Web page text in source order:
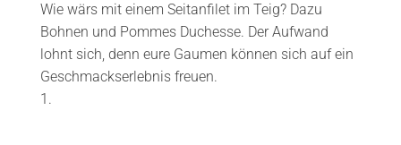
Wie wärs mit einem Seitanfilet im Teig? Dazu
Bohnen und Pommes Duchesse. Der Aufwand
lohnt sich, denn eure Gaumen können sich auf ein
Geschmackserlebnis freuen.